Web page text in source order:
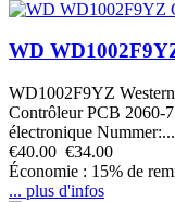
WD
WD1002F9YZ
Contrôleur PCB 2060-
électronique Nummer:...
€40.00 €34.00
Économie : 15% de
... plus d'infos